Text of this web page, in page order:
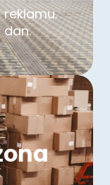
reklamu.
dan.